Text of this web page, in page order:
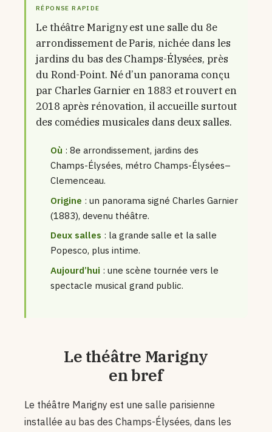
RÉPONSE RAPIDE
Le théâtre Marigny est une salle du 8e
arrondissement de Paris, nichée dans les
jardins du bas des Champs-Élysées, près
du Rond-Point. Né d’un panorama conçu
par Charles Garnier en 1883 et rouvert en
2018 après rénovation, il accueille surtout
des comédies musicales dans deux salles.
Où : 8e arrondissement, jardins des
Champs-Élysées, métro Champs-Élysées–
Clemenceau.
Origine : un panorama signé Charles Garnier
(1883), devenu théâtre.
Deux salles : la grande salle et la salle
Popesco, plus intime.
Aujourd’hui : une scène tournée vers le
spectacle musical grand public.
Le théâtre Marigny
en bref
Le théâtre Marigny est une salle parisienne
installée au bas des Champs-Élysées, dans les